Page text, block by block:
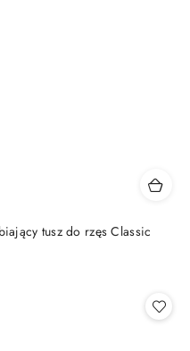
tusz do rzęs Classic